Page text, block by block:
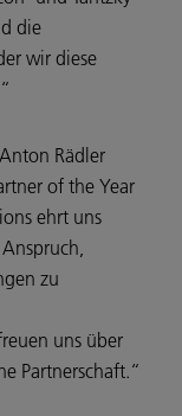
die
wir diese
Rädler
of the Year
ehrt uns
zu
uns über
Partnerschaft.“